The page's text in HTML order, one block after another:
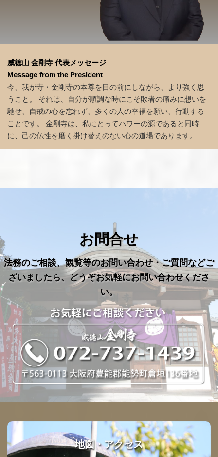
威徳山 金剛寺 代表メッセージ
Message from the President
今、我が寺・金剛寺の本尊を目の前にしながら、より強く思
うこと。 それは、自分が順調な時にこそ敗者の痛みに想いを
馳せ、自戒の心を忘れず、多くの人の幸福を願い、行動する
ことです。 金剛寺は、私にとってパワーの源であると同時
に、己の仏性を磨く掛け替えのない心の道場であります。
お問合せ
法務のご相談、観覧等のお問い合わせ・ご質問などご
ざいましたら、どうぞお気軽にお問い合わせくださ
い。
地図・アクセス